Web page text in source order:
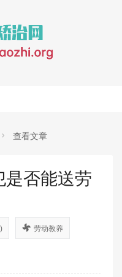
查看文章
是否能送劳
劳动教养